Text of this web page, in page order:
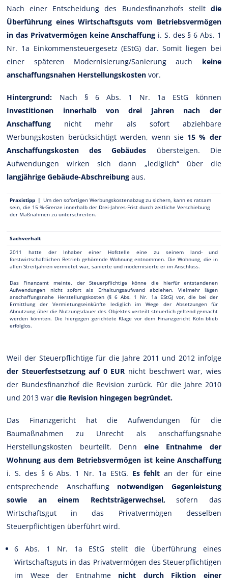
Nach einer Entscheidung des Bundesfinanzhofs stellt die
Überführung eines Wirtschaftsguts vom Betriebsvermögen
in das Privatvermögen keine Anschaffung i. S. des § 6 Abs. 1
Nr. 1a Einkommensteuergesetz (EStG) dar. Somit liegen bei
einer späteren Modernisierung/Sanierung auch keine
anschaffungsnahen Herstellungskosten vor.
Hintergrund: Nach § 6 Abs. 1 Nr. 1a EStG können
Investitionen innerhalb von drei Jahren nach der
Anschaffung nicht mehr als sofort abziehbare
Werbungskosten berücksichtigt werden, wenn sie 15 % der
Anschaffungskosten des Gebäudes übersteigen. Die
Aufwendungen wirken sich dann „lediglich“ über die
langjährige Gebäude-Abschreibung aus.
Praxistipp | Um den sofortigen Werbungskostenabzug zu sichern, kann es ratsam
sein, die 15 %-Grenze innerhalb der Drei-Jahres-Frist durch zeitliche Verschiebung
der Maßnahmen zu unterschreiten.
Sachverhalt
2011 hatte der Inhaber einer Hofstelle eine zu seinem land- und
forstwirtschaftlichen Betrieb gehörende Wohnung entnommen. Die Wohnung, die in
allen Streitjahren vermietet war, sanierte und modernisierte er im Anschluss.
Das Finanzamt meinte, der Steuerpflichtige könne die hierfür entstandenen
Aufwendungen nicht sofort als Erhaltungsaufwand abziehen. Vielmehr lägen
anschaffungsnahe Herstellungskosten (§ 6 Abs. 1 Nr. 1a EStG) vor, die bei der
Ermittlung der Vermietungseinkünfte lediglich im Wege der Absetzungen für
Abnutzung über die Nutzungsdauer des Objektes verteilt steuerlich geltend gemacht
werden könnten. Die hiergegen gerichtete Klage vor dem Finanzgericht Köln blieb
erfolglos.
Weil der Steuerpflichtige für die Jahre 2011 und 2012 infolge
der Steuerfestsetzung auf 0 EUR nicht beschwert war, wies
der Bundesfinanzhof die Revision zurück. Für die Jahre 2010
und 2013 wardie Revision hingegen begründet.
Das Finanzgericht hat die Aufwendungen für die
Baumaßnahmen zu Unrecht als anschaffungsnahe
Herstellungskosten beurteilt. Denneine Entnahme der
Wohnung aus dem Betriebsvermögen ist keine Anschaffung
i. S. des § 6 Abs. 1 Nr. 1a EStG. Es fehltan der für eine
entsprechende Anschaffung notwendigen Gegenleistung
sowie an einem Rechtsträgerwechsel,sofern das
Wirtschaftsgut in das Privatvermögen desselben
Steuerpflichtigen überführt wird.
6 Abs. 1 Nr. 1a EStG stellt die Überführung eines
Wirtschaftsguts in das Privatvermögen des Steuerpflichtigen
im Wege der Entnahme nicht durch Fiktion einer